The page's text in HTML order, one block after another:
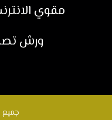
مقوي
ورش